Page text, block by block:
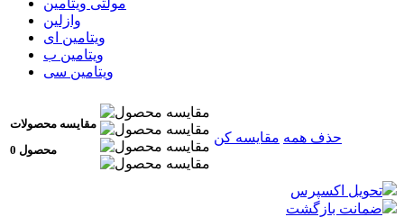
وازلین
ویتامین ای
ویتامین ب
ویتامین سی
مقایسه محصولات
0 محصول
حذف همه مقایسه کن
تحویل اکسپرس
ضمانت بازگشت